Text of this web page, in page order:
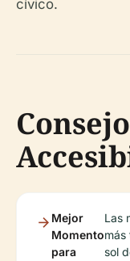
cívico.
Mejor
Momento
para
Las
más
sol